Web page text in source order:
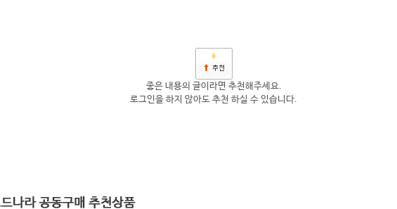
0
좋은 내용의 글이라면 추천해주세요.
로그인을 하지 않아도 추천 하실 수 있습니다.